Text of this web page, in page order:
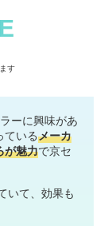
す
ーに興味があ
ているメーカ
が魅力で京セ
いて、効果も